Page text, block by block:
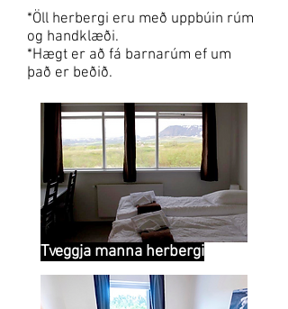
*Öll herbergi eru með uppbúin rúm
og handklæði.
*Hægt er að fá barnarúm ef um
það er beðið.
Tveggja manna herbergi